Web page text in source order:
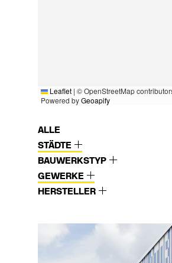
Leaflet | © OpenStreetMap
Powered byGeoapify
ALLE
STÄDTE
BAUWERKSTYP
GEWERKE
HERSTELLER